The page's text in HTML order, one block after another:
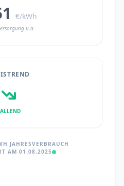
€/kWh
u.a.
JAHRESVERBRAUCH
AM 01.08.2025